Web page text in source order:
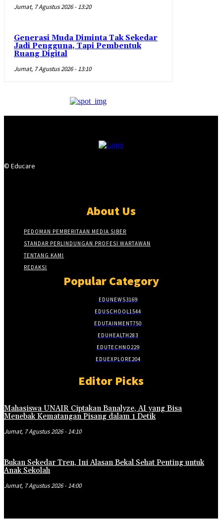
Jumat, 7 Agustus 2026 - 13:20
Generasi Muda Diminta Tak Sekedar
Jadi Pengguna, Tapi Pembentuk
Ruang Digital
Jumat, 7 Agustus 2026 - 13:10
© Educare
About Us
PEDOMAN PEMBERITAAN MEDIA SIBER
STANDAR PERLINDUNGAN PROFESI WARTAWAN
TENTANG KAMI
REDAKSI
Popular Category
EDUNEWS3169
EDUSCHOOL1544
EDUTAINMENT750
EDUHEALTH283
EDUTECHNO229
EDUEXPLORE204
Editor Picks
Mahasiswa UNAIR Ciptakan Banalyze, AI yang Bisa
Menebak Kematangan Pisang dalam 1 Detik
Jumat, 7 Agustus 2026 - 14:10
Bukan Sekedar Tren, Ini Alasan Bekal Sehat Penting untuk
Anak Sekolah
Jumat, 7 Agustus 2026 - 14:00